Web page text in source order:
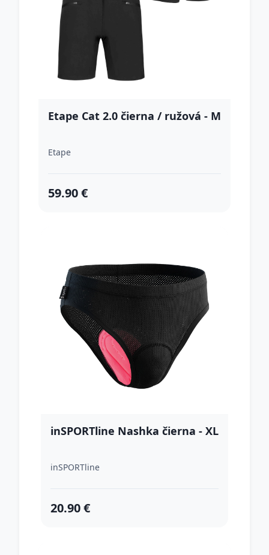
Etape Cat 2.0 čierna / ružová - M
Etape
59.90 €
inSPORTline Nashka čierna - XL
inSPORTline
20.90 €